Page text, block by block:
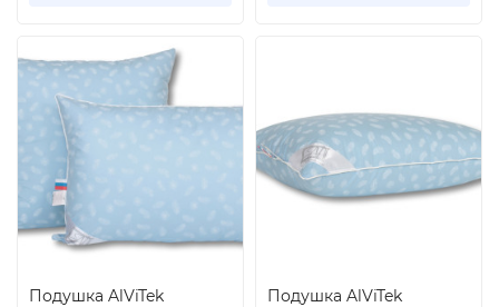
Подушка AlViTek
Подушка AlViTek